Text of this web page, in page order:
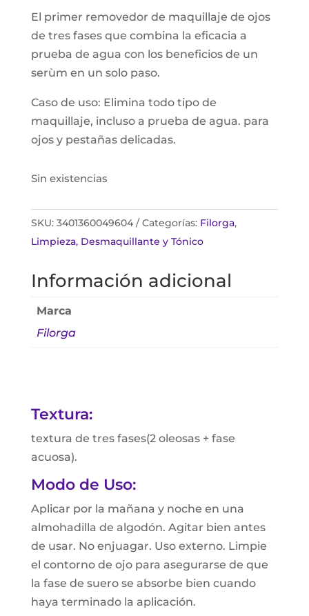
El primer removedor de maquillaje de ojos
de tres fases que combina la eficacia a
prueba de agua con los beneficios de un
serùm en un solo paso.
Caso de uso: Elimina todo tipo de
maquillaje, incluso a prueba de agua. para
ojos y pestañas delicadas.
Sin existencias
SKU: 3401360049604 Categorías: Filorga,
Limpieza, Desmaquillante y Tónico
Información adicional
Marca
Filorga
Textura:
textura de tres fases(2 oleosas + fase
acuosa).
Modo de Uso:
Aplicar por la mañana y noche en una
almohadilla de algodón. Agitar bien antes
de usar. No enjuagar. Uso externo. Limpie
el contorno de ojo para asegurarse de que
la fase de suero se absorbe bien cuando
haya terminado la aplicación.